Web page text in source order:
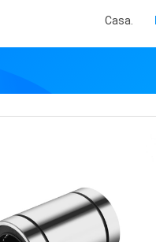
Casa.